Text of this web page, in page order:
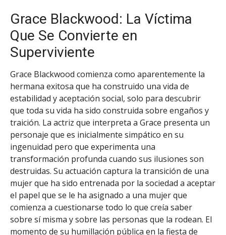
Grace Blackwood: La Víctima
Que Se Convierte en
Superviviente
Grace Blackwood comienza como aparentemente la
hermana exitosa que ha construido una vida de
estabilidad y aceptación social, solo para descubrir
que toda su vida ha sido construida sobre engaños y
traición. La actriz que interpreta a Grace presenta un
personaje que es inicialmente simpático en su
ingenuidad pero que experimenta una
transformación profunda cuando sus ilusiones son
destruidas. Su actuación captura la transición de una
mujer que ha sido entrenada por la sociedad a aceptar
el papel que se le ha asignado a una mujer que
comienza a cuestionarse todo lo que creía saber
sobre sí misma y sobre las personas que la rodean. El
momento de su humillación pública en la fiesta de